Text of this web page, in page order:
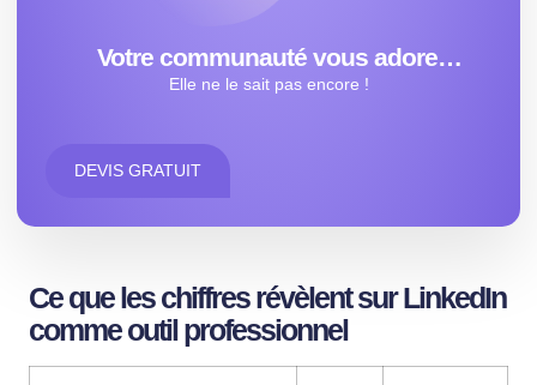
Votre communauté vous adore…
Elle ne le sait pas encore !
DEVIS GRATUIT
Ce que les chiffres révèlent sur LinkedIn
comme outil professionnel